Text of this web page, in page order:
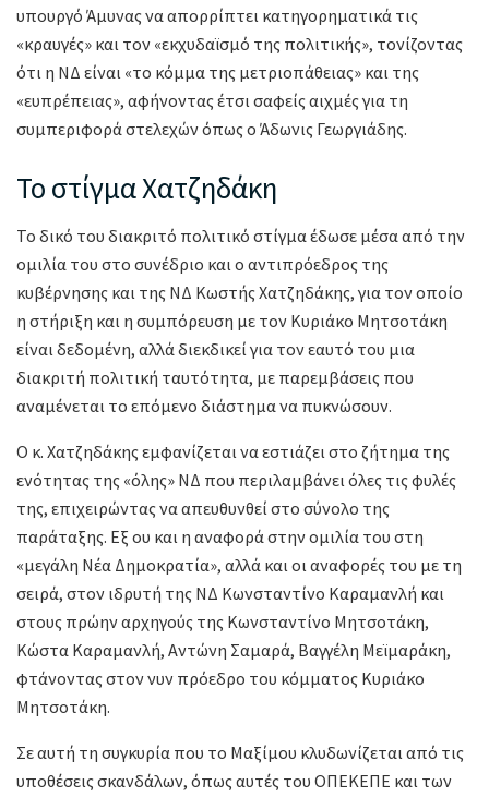
υπουργό Άμυνας να απορρίπτει κατηγορηματικά τις
«κραυγές» και τον «εκχυδαϊσμό της πολιτικής», τονίζοντας
ότι η ΝΔ είναι «το κόμμα της μετριοπάθειας» και της
«ευπρέπειας», αφήνοντας έτσι σαφείς αιχμές για τη
συμπεριφορά στελεχών όπως ο Άδωνις Γεωργιάδης.
Το στίγμα Χατζηδάκη
Το δικό του διακριτό πολιτικό στίγμα έδωσε μέσα από την
ομιλία του στο συνέδριο και ο αντιπρόεδρος της
κυβέρνησης και της ΝΔ Κωστής Χατζηδάκης, για τον οποίο
η στήριξη και η συμπόρευση με τον Κυριάκο Μητσοτάκη
είναι δεδομένη, αλλά διεκδικεί για τον εαυτό του μια
διακριτή πολιτική ταυτότητα, με παρεμβάσεις που
αναμένεται το επόμενο διάστημα να πυκνώσουν.
Ο κ. Χατζηδάκης εμφανίζεται να εστιάζει στο ζήτημα της
ενότητας της «όλης» ΝΔ που περιλαμβάνει όλες τις φυλές
της, επιχειρώντας να απευθυνθεί στο σύνολο της
παράταξης. Εξ ου και η αναφορά στην ομιλία του στη
«μεγάλη Νέα Δημοκρατία», αλλά και οι αναφορές του με τη
σειρά, στον ιδρυτή της ΝΔ Κωνσταντίνο Καραμανλή και
στους πρώην αρχηγούς της Κωνσταντίνο Μητσοτάκη,
Κώστα Καραμανλή, Αντώνη Σαμαρά, Βαγγέλη Μεϊμαράκη,
φτάνοντας στον νυν πρόεδρο του κόμματος Κυριάκο
Μητσοτάκη.
Σε αυτή τη συγκυρία που το Μαξίμου κλυδωνίζεται από τις
υποθέσεις σκανδάλων, όπως αυτές του ΟΠΕΚΕΠΕ και των